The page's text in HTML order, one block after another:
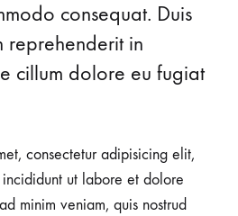
consequat. Duis
reprehenderit in
cillum dolore eu fugiat
consectetur adipisicing elit,
ut labore et dolore
minim veniam, quis nostrud